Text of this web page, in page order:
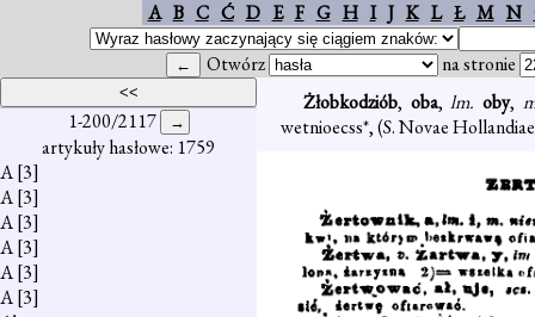
A B C Ć D E F G H I J K L Ł M N
Otwórz na stronie
1-200/2117
artykuły hasłowe: 1759
A[3]
A[3]
A[3]
A[3]
A[3]
A[3]
Żłobkodziób, oba, lm. oby,
wetnioecss*, (S. Novae